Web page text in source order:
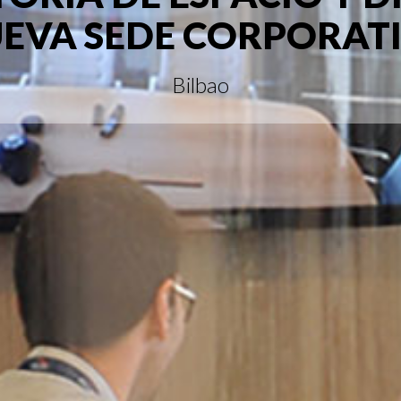
SEDE
Bilbao